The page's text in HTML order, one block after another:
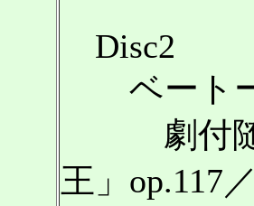
Disc2
ベートー
劇付随
王」op.117